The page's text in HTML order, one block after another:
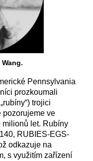
Pennsylvania
prozkoumali
trojici
pozorujeme ve
milionů let. Rubíny
RUBIES-EGS-
odkazuje na
s využitím zařízení